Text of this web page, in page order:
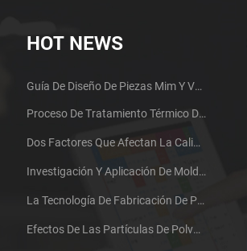
HOT NEWS
Guía De Diseño De Piezas Mim Y Ventajas
Proceso De Tratamiento Térmico De Metales Metalúrgicos En Polvo
Dos Factores Que Afectan La Calidad De Sinterización De Los Productos Metalúrgicos En Polvo
Investigación Y Aplicación De Moldes De Inyección De Metal A Gran Escala
La Tecnología De Fabricación De Polvo Promueve El Desarrollo Del Proceso De Moldeo Por Inyección De Polvo Metálico
Efectos De Las Partículas De Polvo Metálico Y Sus Métodos De Preparación En La Tecnología MIM